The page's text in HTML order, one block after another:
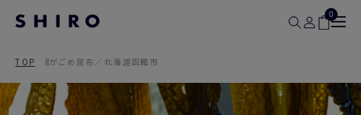
0
TOP がごめ昆布／北海道函館市